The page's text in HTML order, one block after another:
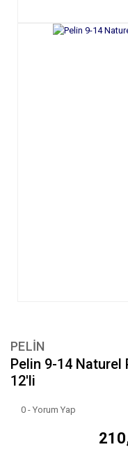
PELİN
Pelin 9-14 Naturel
12'li
0 - Yorum Yap